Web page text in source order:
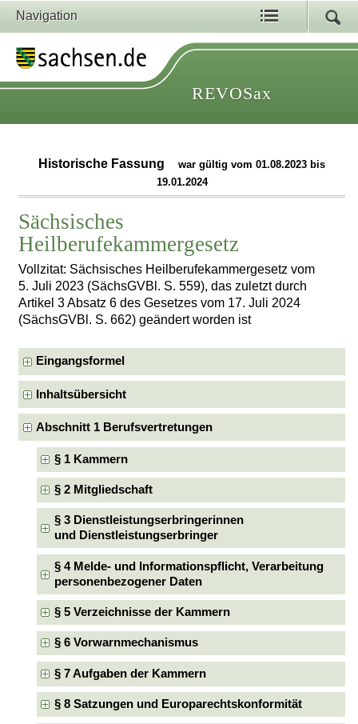
Navigation
REVOSax
Historische Fassung
war gültig vom 01.08.2023 bis
19.01.2024
Sächsisches
Heilberufekammergesetz
Vollzitat: Sächsisches Heilberufekammergesetz vom
5. Juli 2023 (SächsGVBl. S. 559), das zuletzt durch
Artikel 3 Absatz 6 des Gesetzes vom 17. Juli 2024
(SächsGVBl. S. 662) geändert worden ist
Eingangsformel
Inhaltsübersicht
Abschnitt 1 Berufsvertretungen
§ 1 Kammern
§ 2 Mitgliedschaft
§ 3 Dienstleistungserbringerinnen
und Dienstleistungserbringer
§ 4 Melde- und Informationspflicht, Verarbeitung
personenbezogener Daten
§ 5 Verzeichnisse der Kammern
§ 6 Vorwarnmechanismus
§ 7 Aufgaben der Kammern
§ 8 Satzungen und Europarechtskonformität